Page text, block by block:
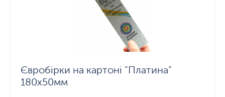
Євробірки на картоні "Платина"
180x50мм